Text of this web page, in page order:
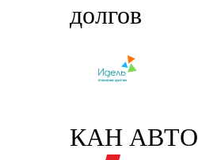
долгов
КАН АВТО